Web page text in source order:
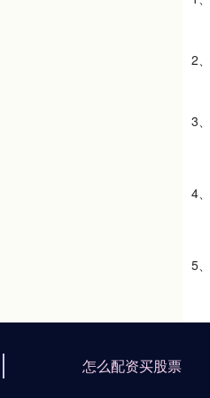
2、
3、
4、
5、
怎么配资买股票